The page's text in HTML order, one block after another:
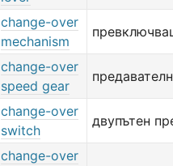
change-over
mechanism
change-over
speed gear
change-over
switch
двупътен
change-over